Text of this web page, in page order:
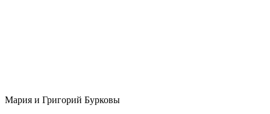
Мария и Григорий Бурковы